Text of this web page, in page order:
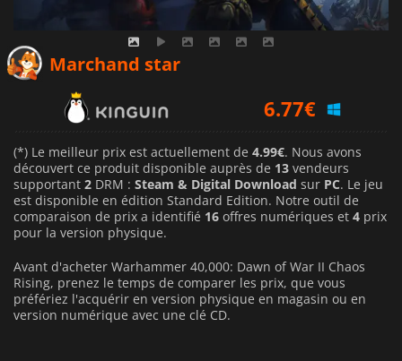
Marchand star
6.77€
10.99€
(*) Le meilleur prix est actuellement de 4.99€. Nous avons
découvert ce produit disponible auprès de 13 vendeurs
supportant 2 DRM : Steam & Digital Download sur PC. Le jeu
est disponible en édition Standard Edition. Notre outil de
comparaison de prix a identifié 16 offres numériques et 4 prix
pour la version physique.
Avant d'acheter Warhammer 40,000: Dawn of War II Chaos
Rising, prenez le temps de comparer les prix, que vous
préfériez l'acquérir en version physique en magasin ou en
version numérique avec une clé CD.